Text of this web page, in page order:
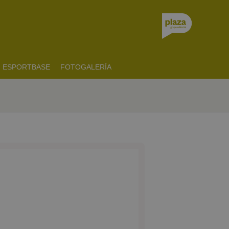
ESPORTBASE FOTOGALERÍA